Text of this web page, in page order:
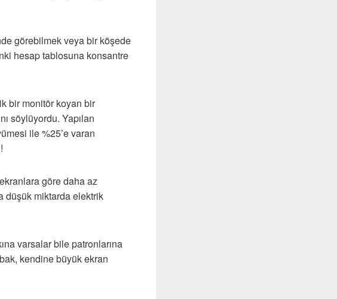
görebilmek veya bir köşede
hesap tablosuna konsantre
bir monitör koyan bir
söylüyordu. Yapılan
ile %25’e varan
göre daha az
düşük miktarda elektrik
varsalar bile patronlarına
kendine büyük ekran